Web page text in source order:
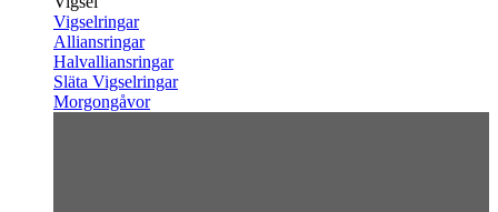
Vigselringar
Alliansringar
Halvalliansringar
Släta Vigselringar
Morgongåvor